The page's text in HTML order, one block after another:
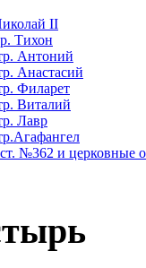
II
Тихон
Антоний
Анастасий
Филарет
Виталий
Лавр
№362 и церковные